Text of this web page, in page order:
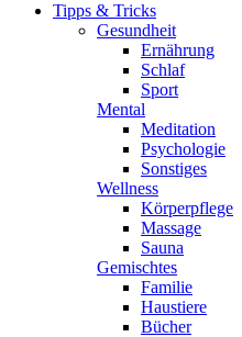
Tipps & Tricks
Gesundheit
Ernährung
Schlaf
Sport
Mental
Meditation
Psychologie
Sonstiges
Wellness
Körperpflege
Massage
Sauna
Gemischtes
Familie
Haustiere
Bücher